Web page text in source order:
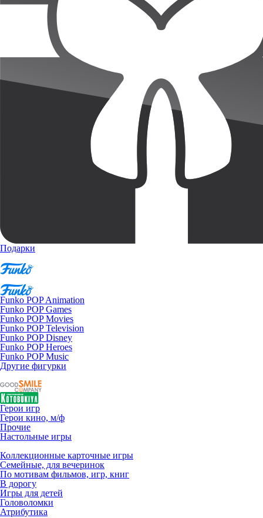
Подарки
Funko POP Animation
Funko POP Games
Funko POP Movies
Funko POP Television
Funko POP Disney
Funko POP Heroes
Funko POP Music
Другие фигурки
Герои игр
Герои кино, м/ф
Прочие
Настольные игры
Коллекционные карточные игры
Семейные, для вечеринок
По мотивам фильмов, игр, книг
В дорогу
Игры для детей
Головоломки
Атрибутика